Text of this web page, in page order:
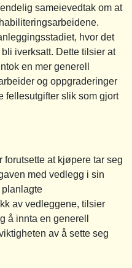
sameievedtak om at
hvor det
iverksatt. Dette tilsier at
en mer generell
og oppgraderinger
fellesutgifter slik som gjort
at kjøpere tar seg
med vedlegg i sin
planlagte
av vedleggene, tilsier
å innta en generell
av å sette seg